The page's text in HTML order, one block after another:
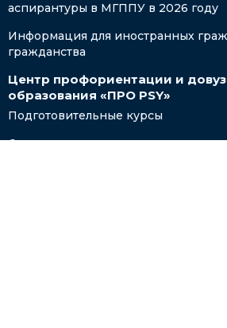
аспирантуры в МГППУ в 2026 году
Информация для иностранных
гражданства
Центр профориентации и
образования «ПРО PSY»
Подготовительные курсы
Олимпиады и конкурсы для